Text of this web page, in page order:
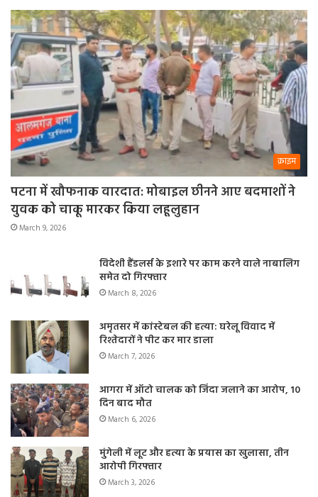
क्राइम
पटना में खौफनाक वारदात: मोबाइल छीनने आए बदमाशों ने
युवक को चाकू मारकर किया लहूलुहान
March 9, 2026
विदेशी हैंडलर्स के इशारे पर काम करने वाले नाबालिग
समेत दो गिरफ्तार
March 8, 2026
अमृतसर में कांस्टेबल की हत्या: घरेलू विवाद में
रिश्तेदारों ने पीट कर मार डाला
March 7, 2026
आगरा में ऑटो चालक को जिंदा जलाने का आरोप, 10
दिन बाद मौत
March 6, 2026
मुंगेली में लूट और हत्या के प्रयास का खुलासा, तीन
आरोपी गिरफ्तार
March 3, 2026